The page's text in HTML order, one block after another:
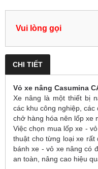
Vui lòng gọi
CHI TIẾT
Vỏ xe nâng Casumina
Xe nâng là một thiết bị
các khu công nghiệp,
chở hàng hóa nên lốp xe
Việc chọn mua lốp xe -
thuật cho từng loại xe rất
bánh xe - vỏ xe nâng có
an toàn, nâng cao hiệu